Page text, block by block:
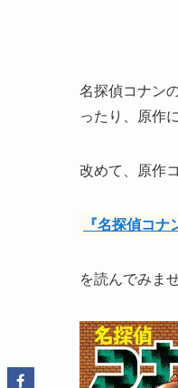
名探偵コナン
ったり、原作
改めて、原作
『名探偵コナ
を読んでみま